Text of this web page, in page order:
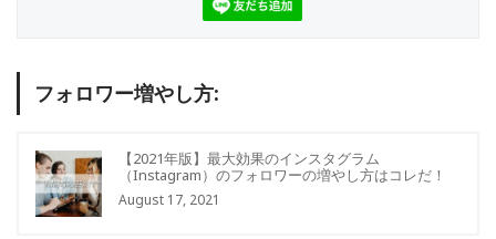
フォロワー増やし方:
【2021年版】最大効果のインスタグラム
（Instagram）のフォロワーの増やし方はコレだ！
August 17, 2021